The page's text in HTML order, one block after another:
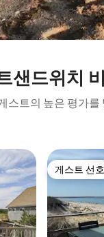
샌드위치
스트의 높은 평가를
게스트 선호
게스트 선호